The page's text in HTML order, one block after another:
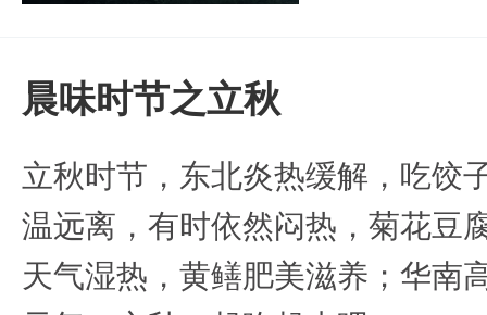
晨味时节之立秋
立秋时节，东北炎热缓解，吃饺
温远离，有时依然闷热，菊花豆
天气湿热，黄鳝肥美滋养；华南